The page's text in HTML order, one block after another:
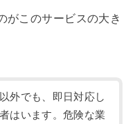
がこのサービスの大き
外でも、即日対応し
はいます。危険な業